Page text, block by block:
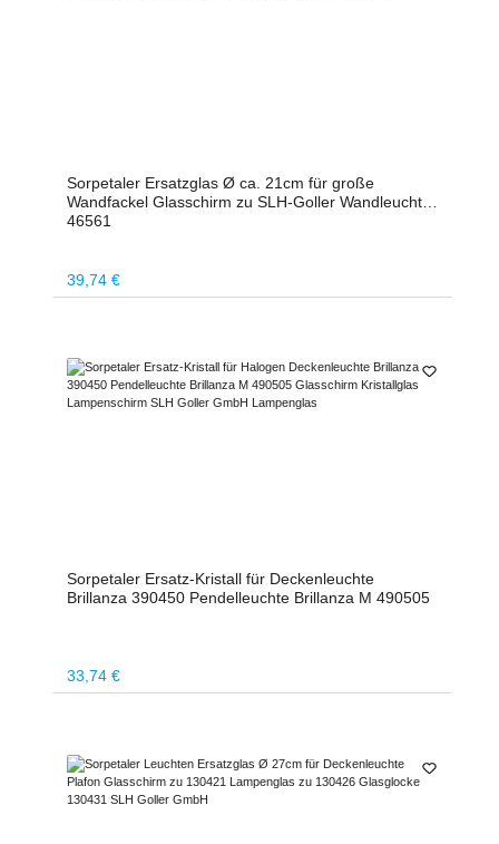
Sorpetaler Ersatzglas Ø ca. 21cm für große
Wandfackel Glasschirm zu SLH-Goller Wandleuchte
46561
Regulärer Preis:
39,74 €
Sorpetaler Ersatz-Kristall für Deckenleuchte
Brillanza 390450 Pendelleuchte Brillanza M 490505
Regulärer Preis:
33,74 €